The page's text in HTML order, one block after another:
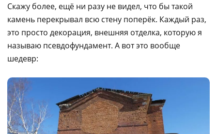
Скажу более, ещё ни разу не видел, что бы такой
камень перекрывал всю стену поперёк. Каждый раз,
это просто декорация, внешняя отделка, которую я
называю псевдофундамент. А вот это вообще
шедевр: